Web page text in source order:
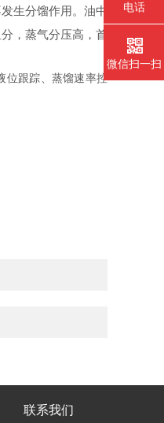
生分馏作用。油中
，蒸气分压高，首
位跟踪、蒸馏速率控
联系我们
电话
微信扫一扫